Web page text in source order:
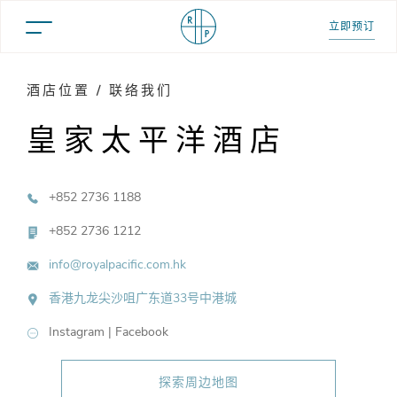
立即预订
酒店位置 / 联络我们
皇家太平洋酒店
+852 2736 1188
+852 2736 1212
info@royalpacific.com.hk
香港九龙尖沙咀广东道33号中港城
Instagram | Facebook
探索周边地图